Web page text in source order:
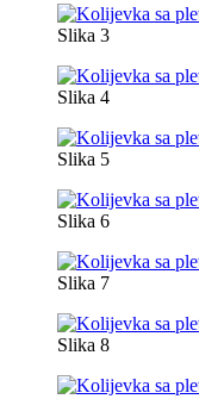
Slika 3
Slika 4
Slika 5
Slika 6
Slika 7
Slika 8